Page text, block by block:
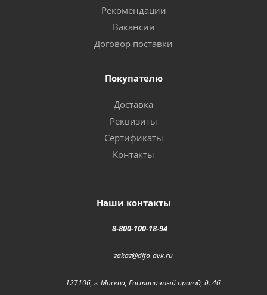
Рекомендации
Вакансии
Договор поставки
Покупателю
Доставка
Реквизиты
Сертификаты
Контакты
Наши контакты
8-800-100-18-94
zakaz@difa-avk.ru
127106, г. Москва, Гостиничный проезд, д. 4б